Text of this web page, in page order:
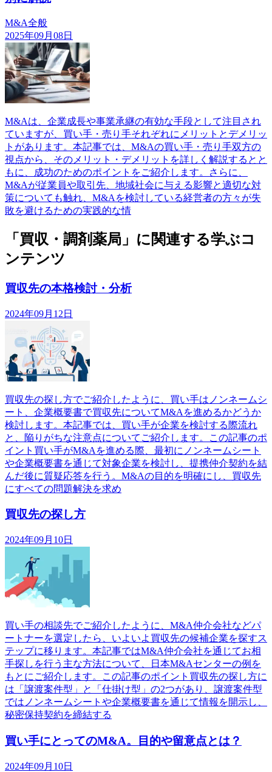
M&A全般
2025年09月08日
M&Aは、企業成長や事業承継の有効な手段として注目され
ていますが、買い手・売り手それぞれにメリットとデメリッ
トがあります。本記事では、M&Aの買い手・売り手双方の
視点から、そのメリット・デメリットを詳しく解説するとと
もに、成功のためのポイントをご紹介します。さらに、
M&Aが従業員や取引先、地域社会に与える影響と適切な対
策についても触れ、M&Aを検討している経営者の方々が失
敗を避けるための実践的な情
「買収・調剤薬局」に関連する学ぶコ
ンテンツ
買収先の本格検討・分析
2024年09月12日
買収先の探し方でご紹介したように、買い手はノンネームシ
ート、企業概要書で買収先についてM&Aを進めるかどうか
検討します。本記事では、買い手が企業を検討する際流れ
と、陥りがちな注意点についてご紹介します。この記事のポ
イント買い手がM&Aを進める際、最初にノンネームシート
や企業概要書を通じて対象企業を検討し、提携仲介契約を結
んだ後に質疑応答を行う。M&Aの目的を明確にし、買収先
にすべての問題解決を求め
買収先の探し方
2024年09月10日
買い手の相談先でご紹介したように、M&A仲介会社などパ
ートナーを選定したら、いよいよ買収先の候補企業を探すス
テップに移ります。本記事ではM&A仲介会社を通じてお相
手探しを行う主な方法について、日本M&Aセンターの例を
もとにご紹介します。この記事のポイント買収先の探し方に
は「譲渡案件型」と「仕掛け型」の2つがあり、譲渡案件型
ではノンネームシートや企業概要書を通じて情報を開示し、
秘密保持契約を締結する
買い手にとってのM&A。目的や留意点とは？
2024年09月10日